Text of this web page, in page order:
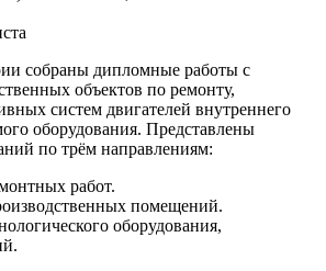
собраны дипломные работы с
объектов по ремонту,
систем двигателей внутреннего
оборудования. Представлены
по трём направлениям:
работ.
помещений.
оборудования,